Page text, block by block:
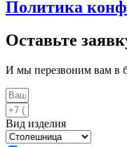
Политика
Оставьте
И мы перезвоним вам в
Вид изделия